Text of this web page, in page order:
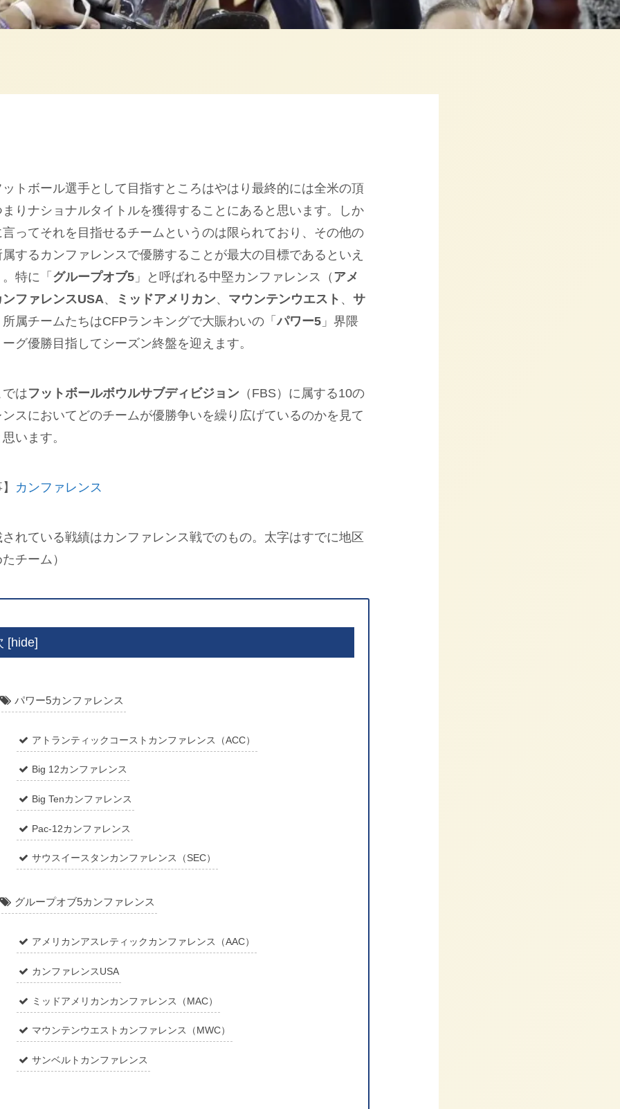
トボール選手として目指すところはやはり最終的には全米の頂
りナショナルタイトルを獲得することにあると思います。しか
ってそれを目指せるチームというのは限られており、その他の
するカンファレンスで優勝することが最大の目標であるといえ
特に「 グループオブ5 」と呼ばれる中堅カンファレンス（ アメ
ンファレンスUSA、 ミッドアメリカン、 マウンテンウエスト 、 サ
所属チームたちはCFPランキングで大賑わいの「パワー5 」界隈
グ優勝目指してシーズン終盤を迎えます。
はフットボールボウルサブディビジョン （FBS）に属する10の
スにおいてどのチームが優勝争いを繰り広げているのかを見て
います。
カンファレンス
れている戦績はカンファレンス戦でのもの。太字はすでに地区
チーム）
[hide]
パワー5カンファレンス
アトランティックコーストカンファレンス（ACC）
Big 12カンファレンス
Big Tenカンファレンス
Pac-12カンファレンス
サウスイースタンカンファレンス（SEC）
グループオブ5カンファレンス
アメリカンアスレティックカンファレンス（AAC）
カンファレンスUSA
ミッドアメリカンカンファレンス（MAC）
マウンテンウエストカンファレンス（MWC）
サンベルトカンファレンス